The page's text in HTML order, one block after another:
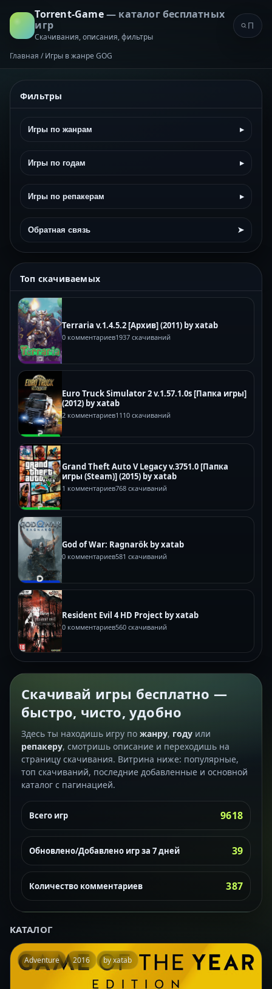
Torrent-Game— каталог бесплатных
игр
Скачивания, описания, фильтры
Главная / Игры в жанре GOG
Фильтры
Игры по жанрам ▸
Игры по годам ▸
Игры по репакерам ▸
Обратная связь ➤
Топ скачиваемых
Terraria v.1.4.5.2 [Архив] (2011) by xatab
0 комментариев1937 скачиваний
Euro Truck Simulator 2 v.1.57.1.0s [Папка игры]
(2012) by xatab
2 комментариев1110 скачиваний
Grand Theft Auto V Legacy v.3751.0 [Папка
игры (Steam)] (2015) by xatab
1 комментариев768 скачиваний
God of War: Ragnarök by xatab
0 комментариев581 скачиваний
Resident Evil 4 HD Project by xatab
0 комментариев560 скачиваний
Скачивай игры бесплатно —
быстро, чисто, удобно
Здесь ты находишь игру по жанру, году или
репакеру, смотришь описание и переходишь на
страницу скачивания. Витрина ниже: популярные,
топ скачиваний, последние добавленные и основной
каталог с пагинацией.
Всего игр 9618
Обновлено/Добавлено игр за 7 дней 39
Количество комментариев 387
КАТАЛОГ
Adventure 2016 by xatab